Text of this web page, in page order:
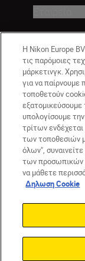
CY(gr)
Όροι Χρήσης
© 2026 Nikon
Η Nikon Europe
τις παρόμοιες
μάρκετινγκ.
για να παίρνουμε
τοποθετούν
εξατομικεύσουμε
υπολογίσουμε
τρίτων
των τοποθεσιών
όλων",
των προσωπικών
να μάθετε
Δηλωση Cookie